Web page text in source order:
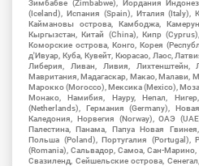
Зимбабве (Zimbabwe), Иордания
(Iceland), Испания (Spain), Италия (Italy),
Каймановы острова, Камбоджа,
Кыргызстан, Китай (China), Кипр
Коморские острова, Конго, Корея
д'Ивуар, Куба, Кувейт, Кюрасао, Лаос,
Либерия, Ливан, Ливия, Лихтенштейн,
Мавритания, Мадагаскар, Макао, Малави,
Марокко (Morocco), Мексика (Mexico),
Монако, Намибия, Науру, Непал,
(Netherlands), Германия (Germany),
Каледония, Норвегия (Norway), ОАЭ
Палестина, Панама, Папуа Новая
Польша (Poland), Португалия (Portugal),
(Romania), Сальвадор, Самоа, Сан-
Свазиленд, Сейшельские острова,